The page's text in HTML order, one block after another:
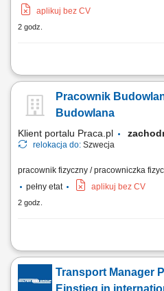
aplikuj bez CV
2 godz.
Zadania: obsługa wózków widłowych
wagonów kolejowych; załadunek i
zasad bezpieczeństwa oraz
Pracownik
Budowlana
Klient portalu Praca.pl
relokacja do: Szwecja
pracownik fizyczny / pracowniczka
pełny etat
aplikuj bez CV
2 godz.
Asystowanie przy montażu konstrukcji
zbrojeń oraz wylewaniu elementów
zakresu prac wykończeniowych,
na obiekcie. Dbaniu o stały ład,
Transport Manager
Einstieg in